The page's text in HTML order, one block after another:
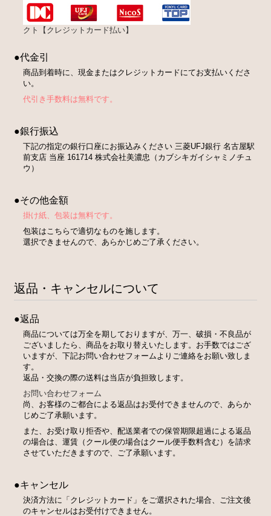
クト【クレジットカード払い】
●代金引
商品到着時に、現金またはクレジットカードにてお支払いくださ
い。
代引き手数料は無料です。
●銀行振込
下記の指定の銀行口座にお振込みください 三菱UFJ銀行 名古屋駅
前支店 当座 161714 株式会社美濃忠（カブシキガイシャミノチュ
ウ）
●その他金額
掛け紙、包装は無料です。
包装はこちらで適切なものを施します。
選択できませんので、あらかじめご了承ください。
返品・キャンセルについて
●返品
商品については万全を期しておりますが、万一、破損・不良品が
ございましたら、商品をお取り替えいたします。お手数ではござ
いますが、下記お問い合わせフォームよりご連絡をお願い致しま
す。
返品・交換の際の送料は当店が負担致します。
お問い合わせフォーム
尚、お客様のご都合による返品はお受付できませんので、あらか
じめご了承願います。
また、お受け取り拒否や、配送業者での保管期限超過による返品
の場合は、運賃（クール便の場合はクール便手数料含む）を請求
させていただきますので、ご了承願います。
●キャンセル
決済方法に「クレジットカード」をご選択された場合、ご注文後
のキャンセルはお受付けできません。